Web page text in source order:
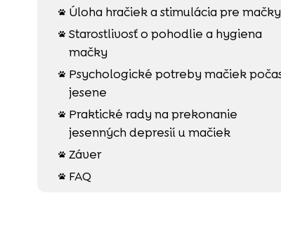
 Úloha hračiek a stimulácia pre mačky
 Starostlivosť o pohodlie a hygiena
mačky

Psychologické potreby mačiek
jesene

Praktické rady na prekonanie
jesenných depresií u mačiek
 Záver
 FAQ